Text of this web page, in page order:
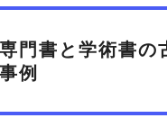
門書と学術書の
例